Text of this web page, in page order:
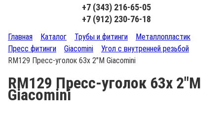
у
+7 (343) 216-65-05
+7 (912) 230-76-18
Главная Каталог Трубы и фитинги
Металлопластик
Пресс фитинги
Giacomini
Угол с внутренней резьбой
RM129 Пресс-уголок 63х 2"М Giacomini
RM129 Пресс-уголок 63х 2"М
Giacomini